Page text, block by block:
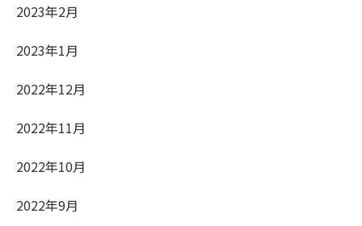
2023年2月
2023年1月
2022年12月
2022年11月
2022年10月
2022年9月